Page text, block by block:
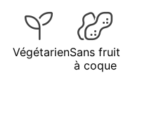
VégétarienSans fruit
à coque